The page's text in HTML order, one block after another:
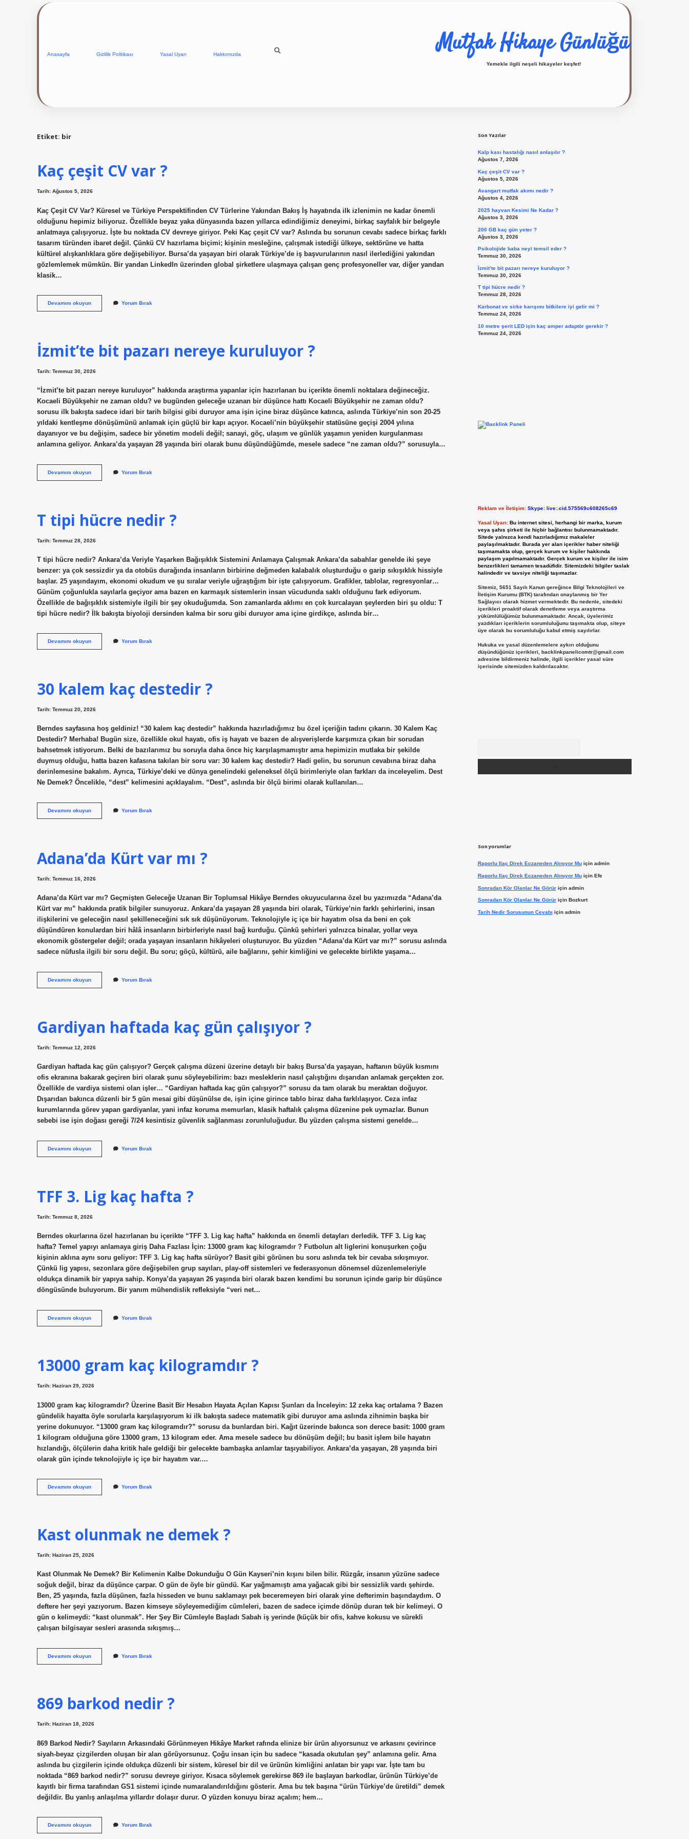
Anasayfa Gizlilik Politikası Yasal Uyarı Hakkımızda Mutfak Hikaye Günlüğü
Yemekle ilgili neşeli hikayeler keşfet!
Etiket: bir
Kaç çeşit CV var ?
Tarih: Ağustos 5, 2026
Kaç Çeşit CV Var? Küresel ve Türkiye Perspektifinden CV Türlerine Yakından Bakış İş hayatında ilk izlenimin ne kadar önemli
olduğunu hepimiz biliyoruz. Özellikle beyaz yaka dünyasında bazen yıllarca edindiğimiz deneyimi, birkaç sayfalık bir belgeyle
anlatmaya çalışıyoruz. İşte bu noktada CV devreye giriyor. Peki Kaç çeşit CV var? Aslında bu sorunun cevabı sadece birkaç farklı
tasarım türünden ibaret değil. Çünkü CV hazırlama biçimi; kişinin mesleğine, çalışmak istediği ülkeye, sektörüne ve hatta
kültürel alışkanlıklara göre değişebiliyor. Bursa’da yaşayan biri olarak Türkiye’de iş başvurularının nasıl ilerlediğini yakından
gözlemlemek mümkün. Bir yandan LinkedIn üzerinden global şirketlere ulaşmaya çalışan genç profesyoneller var, diğer yandan
klasik…
Devamını okuyunKaç
çeşit
Yorum Bırak
İzmit’te bit pazarı nereye kuruluyor ?
Tarih: Temmuz 30, 2026
“İzmit’te bit pazarı nereye kuruluyor” hakkında araştırma yapanlar için hazırlanan bu içerikte önemli noktalara değineceğiz.
Kocaeli Büyükşehir ne zaman oldu? ve bugünden geleceğe uzanan bir düşünce hattı Kocaeli Büyükşehir ne zaman oldu?
sorusu ilk bakışta sadece idari bir tarih bilgisi gibi duruyor ama işin içine biraz düşünce katınca, aslında Türkiye’nin son 20-25
yıldaki kentleşme dönüşümünü anlamak için güçlü bir kapı açıyor. Kocaeli’nin büyükşehir statüsüne geçişi 2004 yılına
dayanıyor ve bu değişim, sadece bir yönetim modeli değil; sanayi, göç, ulaşım ve günlük yaşamın yeniden kurgulanması
anlamına geliyor. Ankara’da yaşayan 28 yaşında biri olarak bunu düşündüğümde, mesele sadece “ne zaman oldu?” sorusuyla…
Devamını okuyunİzmit’te
Yorum Bırak
T tipi hücre nedir ?
Tarih: Temmuz 28, 2026
T tipi hücre nedir? Ankara’da Veriyle Yaşarken Bağışıklık Sistemini Anlamaya Çalışmak Ankara’da sabahlar genelde iki şeye
benzer: ya çok sessizdir ya da otobüs durağında insanların birbirine değmeden kalabalık oluşturduğu o garip sıkışıklık hissiyle
başlar. 25 yaşındayım, ekonomi okudum ve şu sıralar veriyle uğraştığım bir işte çalışıyorum. Grafikler, tablolar, regresyonlar…
Günüm çoğunlukla sayılarla geçiyor ama bazen en karmaşık sistemlerin insan vücudunda saklı olduğunu fark ediyorum.
Özellikle de bağışıklık sistemiyle ilgili bir şey okuduğumda. Son zamanlarda aklımı en çok kurcalayan şeylerden biri şu oldu: T
tipi hücre nedir? İlk bakışta biyoloji dersinden kalma bir soru gibi duruyor ama içine girdikçe, aslında bir…
Devamını okuyunT
tipi
Yorum Bırak
30 kalem kaç destedir ?
Tarih: Temmuz 20, 2026
Berndes sayfasına hoş geldiniz! “30 kalem kaç destedir” hakkında hazırladığımız bu özel içeriğin tadını çıkarın. 30 Kalem Kaç
Destedir? Merhaba! Bugün size, özellikle okul hayatı, ofis iş hayatı ve bazen de alışverişlerde karşımıza çıkan bir sorudan
bahsetmek istiyorum. Belki de bazılarımız bu soruyla daha önce hiç karşılaşmamıştır ama hepimizin mutlaka bir şekilde
duymuş olduğu, hatta bazen kafasına takılan bir soru var: 30 kalem kaç destedir? Hadi gelin, bu sorunun cevabına biraz daha
derinlemesine bakalım. Ayrıca, Türkiye’deki ve dünya genelindeki geleneksel ölçü birimleriyle olan farkları da inceleyelim. Dest
Ne Demek? Öncelikle, “dest” kelimesini açıklayalım. “Dest”, aslında bir ölçü birimi olarak kullanılan…
Devamını okuyun30
Yorum Bırak
Adana’da Kürt var mı ?
Tarih: Temmuz 16, 2026
Adana’da Kürt var mı? Geçmişten Geleceğe Uzanan Bir Toplumsal Hikâye Berndes okuyucularına özel bu yazımızda “Adana’da
Kürt var mı” hakkında pratik bilgiler sunuyoruz. Ankara’da yaşayan 28 yaşında biri olarak, Türkiye’nin farklı şehirlerini, insan
ilişkilerini ve geleceğin nasıl şekilleneceğini sık sık düşünüyorum. Teknolojiyle iç içe bir hayatım olsa da beni en çok
düşündüren konulardan biri hâlâ insanların birbirleriyle nasıl bağ kurduğu. Çünkü şehirleri yalnızca binalar, yollar veya
ekonomik göstergeler değil; orada yaşayan insanların hikâyeleri oluşturuyor. Bu yüzden “Adana’da Kürt var mı?” sorusu aslında
sadece nüfusla ilgili bir soru değil. Bu soru; göçü, kültürü, aile bağlarını, şehir kimliğini ve gelecekte birlikte yaşama…
Devamını okuyunAdana’da
Yorum Bırak
Gardiyan haftada kaç gün çalışıyor ?
Tarih: Temmuz 12, 2026
Gardiyan haftada kaç gün çalışıyor? Gerçek çalışma düzeni üzerine detaylı bir bakış Bursa’da yaşayan, haftanın büyük kısmını
ofis ekranına bakarak geçiren biri olarak şunu söyleyebilirim: bazı mesleklerin nasıl çalıştığını dışarıdan anlamak gerçekten zor.
Özellikle de vardiya sistemi olan işler… “Gardiyan haftada kaç gün çalışıyor?” sorusu da tam olarak bu meraktan doğuyor.
Dışarıdan bakınca düzenli bir 5 gün mesai gibi düşünülse de, işin içine girince tablo biraz daha farklılaşıyor. Ceza infaz
kurumlarında görev yapan gardiyanlar, yani infaz koruma memurları, klasik haftalık çalışma düzenine pek uymazlar. Bunun
sebebi ise işin doğası gereği 7/24 kesintisiz güvenlik sağlanması zorunluluğudur. Bu yüzden çalışma sistemi genelde…
Devamını okuyunGardiyan
Yorum Bırak
TFF 3. Lig kaç hafta ?
Tarih: Temmuz 8, 2026
Berndes okurlarına özel hazırlanan bu içerikte “TFF 3. Lig kaç hafta” hakkında en önemli detayları derledik. TFF 3. Lig kaç
hafta? Temel yapıyı anlamaya giriş Daha Fazlası İçin: 13000 gram kaç kilogramdır ? Futbolun alt liglerini konuşurken çoğu
kişinin aklına aynı soru geliyor: TFF 3. Lig kaç hafta sürüyor? Basit gibi görünen bu soru aslında tek bir cevaba sıkışmıyor.
Çünkü lig yapısı, sezonlara göre değişebilen grup sayıları, play-off sistemleri ve federasyonun dönemsel düzenlemeleriyle
oldukça dinamik bir yapıya sahip. Konya’da yaşayan 26 yaşında biri olarak bazen kendimi bu sorunun içinde garip bir düşünce
döngüsünde buluyorum. Bir yanım mühendislik refleksiyle “veri net…
Devamını okuyunTFF
Yorum Bırak
13000 gram kaç kilogramdır ?
Tarih: Haziran 29, 2026
13000 gram kaç kilogramdır? Üzerine Basit Bir Hesabın Hayata Açılan Kapısı Şunları da İnceleyin: 12 zeka kaç ortalama ? Bazen
gündelik hayatta öyle sorularla karşılaşıyorum ki ilk bakışta sadece matematik gibi duruyor ama aslında zihnimin başka bir
yerine dokunuyor. “13000 gram kaç kilogramdır?” sorusu da bunlardan biri. Kağıt üzerinde bakınca son derece basit: 1000 gram
1 kilogram olduğuna göre 13000 gram, 13 kilogram eder. Ama mesele sadece bu dönüşüm değil; bu basit işlem bile hayatın
hızlandığı, ölçülerin daha kritik hale geldiği bir gelecekte bambaşka anlamlar taşıyabiliyor. Ankara’da yaşayan, 28 yaşında biri
olarak gün içinde teknolojiyle iç içe bir hayatım var.…
Devamını okuyun13000
gram
Yorum Bırak
Kast olunmak ne demek ?
Tarih: Haziran 25, 2026
Kast Olunmak Ne Demek? Bir Kelimenin Kalbe Dokunduğu O Gün Kayseri’nin kışını bilen bilir. Rüzgâr, insanın yüzüne sadece
soğuk değil, biraz da düşünce çarpar. O gün de öyle bir gündü. Kar yağmamıştı ama yağacak gibi bir sessizlik vardı şehirde.
Ben, 25 yaşında, fazla düşünen, fazla hisseden ve bunu saklamayı pek beceremeyen biri olarak yine defterimin başındaydım. O
deftere her şeyi yazıyorum. Bazen kimseye söyleyemediğim cümleleri, bazen de sadece içimde dönüp duran tek bir kelimeyi. O
gün o kelimeydi: “kast olunmak”. Her Şey Bir Cümleyle Başladı Sabah iş yerinde (küçük bir ofis, kahve kokusu ve sürekli
çalışan bilgisayar sesleri arasında sıkışmış…
Devamını okuyunKast
Yorum Bırak
869 barkod nedir ?
Tarih: Haziran 18, 2026
869 Barkod Nedir? Sayıların Arkasındaki Görünmeyen Hikâye Market rafında elinize bir ürün alıyorsunuz ve arkasını çevirince
siyah-beyaz çizgilerden oluşan bir alan görüyorsunuz. Çoğu insan için bu sadece “kasada okutulan şey” anlamına gelir. Ama
aslında bu çizgilerin içinde oldukça düzenli bir sistem, küresel bir dil ve ürünün kimliğini anlatan bir yapı var. İşte tam bu
noktada “869 barkod nedir?” sorusu devreye giriyor. Kısaca söylemek gerekirse 869 ile başlayan barkodlar, ürünün Türkiye’de
kayıtlı bir firma tarafından GS1 sistemi içinde numaralandırıldığını gösterir. Ama bu tek başına “ürün Türkiye’de üretildi” demek
değildir. Bu yanlış anlaşılma yıllardır dolaşır durur. O yüzden konuyu biraz açalım; hem…
Devamını okuyun869
barkod
Yorum Bırak
Son Yazılar
Kalp kası hastalığı nasıl anlaşılır ?
Ağustos 7, 2026
Kaç çeşit CV var ?
Ağustos 5, 2026
Avangart mutfak akımı nedir ?
Ağustos 4, 2026
2025 hayvan Kesimi Ne Kadar ?
Ağustos 3, 2026
200 GB kaç gün yeter ?
Ağustos 3, 2026
Psikolojide baba neyi temsil eder ?
Temmuz 30, 2026
İzmit’te bit pazarı nereye kuruluyor ?
Temmuz 30, 2026
T tipi hücre nedir ?
Temmuz 28, 2026
Karbonat ve sirke karışımı bitkilere iyi gelir mi ?
Temmuz 24, 2026
10 metre şerit LED için kaç amper adaptör gerekir ?
Temmuz 24, 2026
Reklam ve İletişim: Skype: live:.cid.575569c608265c69
Yasal Uyarı: Bu internet sitesi, herhangi bir marka, kurum
veya şahıs şirketi ile hiçbir bağlantısı bulunmamaktadır.
Sitede yalnızca kendi hazırladığımız makaleler
paylaşılmaktadır. Burada yer alan içerikler haber niteliği
taşımamakta olup, gerçek kurum ve kişiler hakkında
paylaşım yapılmamaktadır. Gerçek kurum ve kişiler ile isim
benzerlikleri tamamen tesadüfidir. Sitemizdeki bilgiler taslak
halindedir ve tavsiye niteliği taşımazlar.
Sitemiz, 5651 Sayılı Kanun gereğince Bilgi Teknolojileri ve
İletişim Kurumu (BTK) tarafından onaylanmış bir Yer
Sağlayıcı olarak hizmet vermektedir. Bu nedenle, sitedeki
içerikleri proaktif olarak denetleme veya araştırma
yükümlülüğümüz bulunmamaktadır. Ancak, üyelerimiz
yazdıkları içeriklerin sorumluluğunu taşımakta olup, siteye
üye olarak bu sorumluluğu kabul etmiş sayılırlar.
Hukuka ve yasal düzenlemelere aykırı olduğunu
düşündüğünüz içerikleri, backlinkpanelicomtr@gmail.com
adresine bildirmeniz halinde, ilgili içerikler yasal süre
içerisinde sitemizden kaldırılacaktır.
Son yorumlar
Raporlu Ilaç Direk Eczaneden Alınıyor Muiçin admin
Raporlu Ilaç Direk Eczaneden Alınıyor Muiçin Efe
Sonradan Kör Olanlar Ne Görüriçin admin
Sonradan Kör Olanlar Ne Görüriçin Bozkurt
Tarih Nedir Sorusunun Cevabı için admin